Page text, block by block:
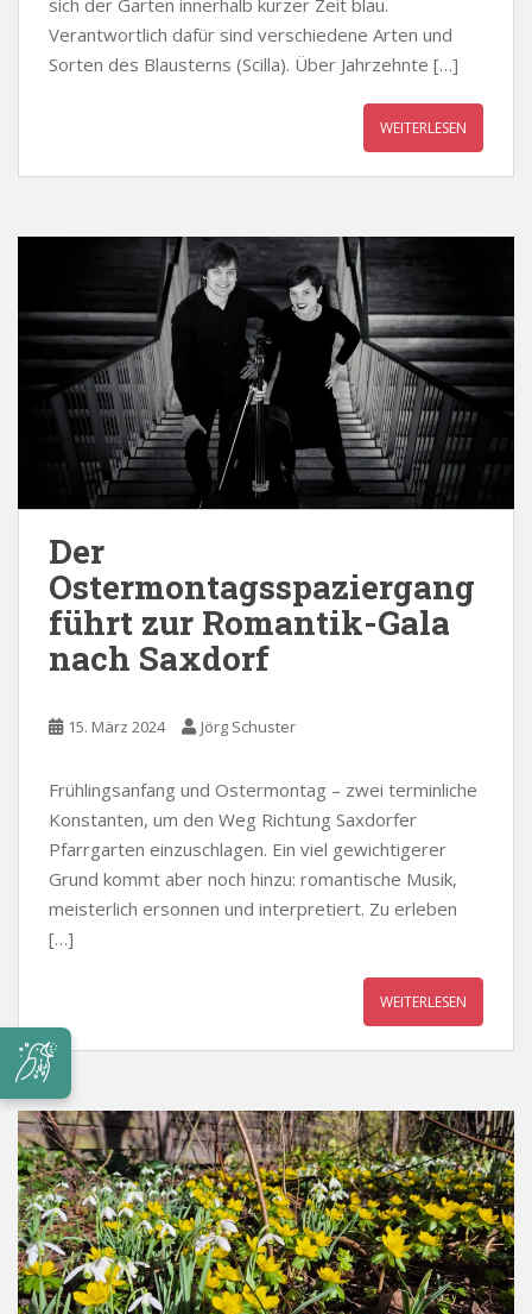
sich der Garten innerhalb kurzer Zeit blau.
Verantwortlich dafür sind verschiedene Arten und
Sorten des Blausterns (Scilla). Über Jahrzehnte […]
WEITERLESEN
Der
Ostermontagsspaziergang
führt zur Romantik-Gala
nach Saxdorf
15. März 2024 Jörg Schuster
Frühlingsanfang und Ostermontag – zwei terminliche
Konstanten, um den Weg Richtung Saxdorfer
Pfarrgarten einzuschlagen. Ein viel gewichtigerer
Grund kommt aber noch hinzu: romantische Musik,
meisterlich ersonnen und interpretiert. Zu erleben
[…]
WEITERLESEN